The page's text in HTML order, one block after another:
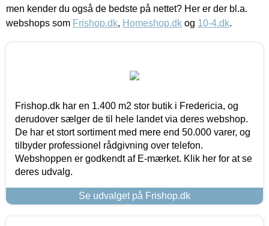
men kender du også de bedste på nettet? Her er der bl.a.
webshops som Frishop.dk, Homeshop.dk og 10-4.dk.
Frishop.dk har en 1.400 m2 stor butik i Fredericia, og
derudover sælger de til hele landet via deres webshop.
De har et stort sortiment med mere end 50.000 varer, og
tilbyder professionel rådgivning over telefon.
Webshoppen er godkendt af E-mærket. Klik her for at se
deres udvalg.
Se udvalget på Frishop.dk